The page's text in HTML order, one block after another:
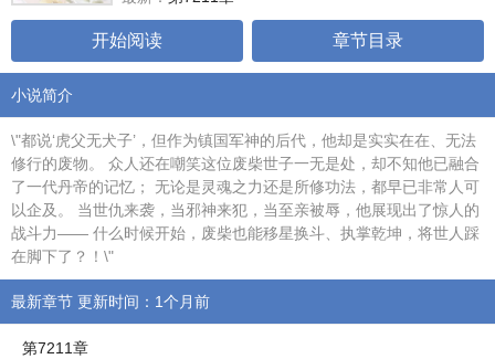
开始阅读 章节目录
小说简介
\"都说‘虎父无犬子’，但作为镇国军神的后代，他却是实实在在、无法
修行的废物。 众人还在嘲笑这位废柴世子一无是处，却不知他已融合
了一代丹帝的记忆； 无论是灵魂之力还是所修功法，都早已非常人可
以企及。 当世仇来袭，当邪神来犯，当至亲被辱，他展现出了惊人的
战斗力—— 什么时候开始，废柴也能移星换斗、执掌乾坤，将世人踩
在脚下了？！\"
最新章节 更新时间：1个月前
第7211章